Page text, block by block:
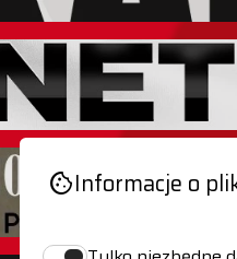
cookieInformacje o